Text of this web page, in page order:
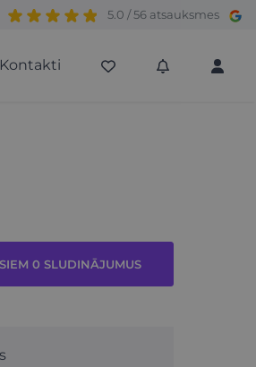
5.0 / 56 atsauksmes
Kontakti
0 SLUDINĀJUMUS